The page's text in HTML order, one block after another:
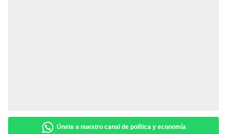
Únete a nuestro canal de política y economía